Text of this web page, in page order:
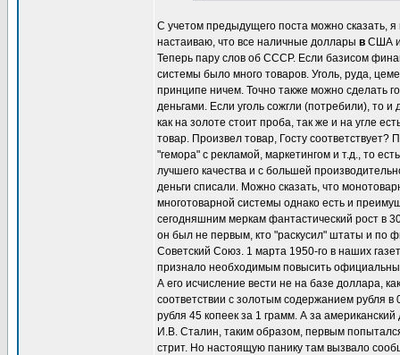
С учетом предыдущего поста можно сказать,
настаиваю, что все наличные доллары в США
Теперь пару слов об СССР. Если базисом
системы было много товаров. Уголь, руда,
принципе ничем. Точно также можно сделать
деньгами. Если уголь сожгли (потребили), то
как на золоте стоит проба, так же и на угле
товар. Произвел товар, Госту
"гемора" с рекламой, маркетингом и т.д., то
лучшего качества и с большей
деньги списали. Можно сказать, что
многотоварной системы однако есть и
сегодняшним меркам фантастический рост в
он был не первым, кто "раскусил" штаты и по
Советский Союз. 1 марта 1950-го в наших
признало необходимым повысить
А его исчисление вести не на базе доллара,
соответствии с золотым содержанием рубля
рубля 45 копеек за 1 грамм. А за
И.В. Сталин, таким образом, первым
стрит. Но настоящую панику там вызвало